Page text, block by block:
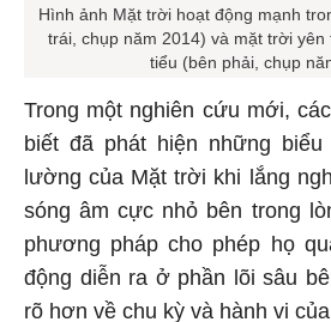
Hình ảnh Mặt trời hoạt động mạnh
trái, chụp năm 2014) và mặt trời
tiểu (bên phải, chụp
Trong một nghiên cứu mới,
biết đã phát hiện những
lường của Mặt trời khi lắng
sóng âm cực nhỏ bên trong
phương pháp cho phép họ
động diễn ra ở phần lõi sâu
rõ hơn về chu kỳ và hành vi